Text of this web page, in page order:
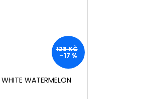
128 KČ
–17 %
WATERMELON